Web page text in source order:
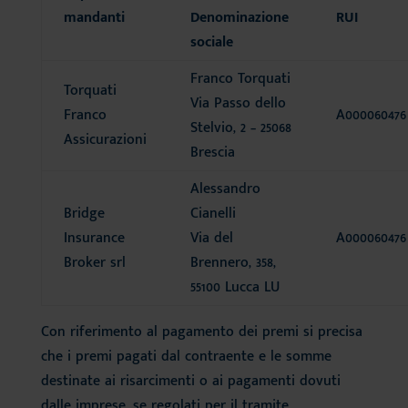
mandanti
Denominazione
sociale
RUI
Torquati
Franco
Assicurazioni
Franco Torquati
Via Passo dello
Stelvio, 2 – 25068
Brescia
A000060476
Bridge
Insurance
Broker srl
Alessandro
Cianelli
Via del
Brennero, 358,
55100 Lucca LU
A000060476
Con riferimento al pagamento dei premi si precisa
che i premi pagati dal contraente e le somme
destinate ai risarcimenti o ai pagamenti dovuti